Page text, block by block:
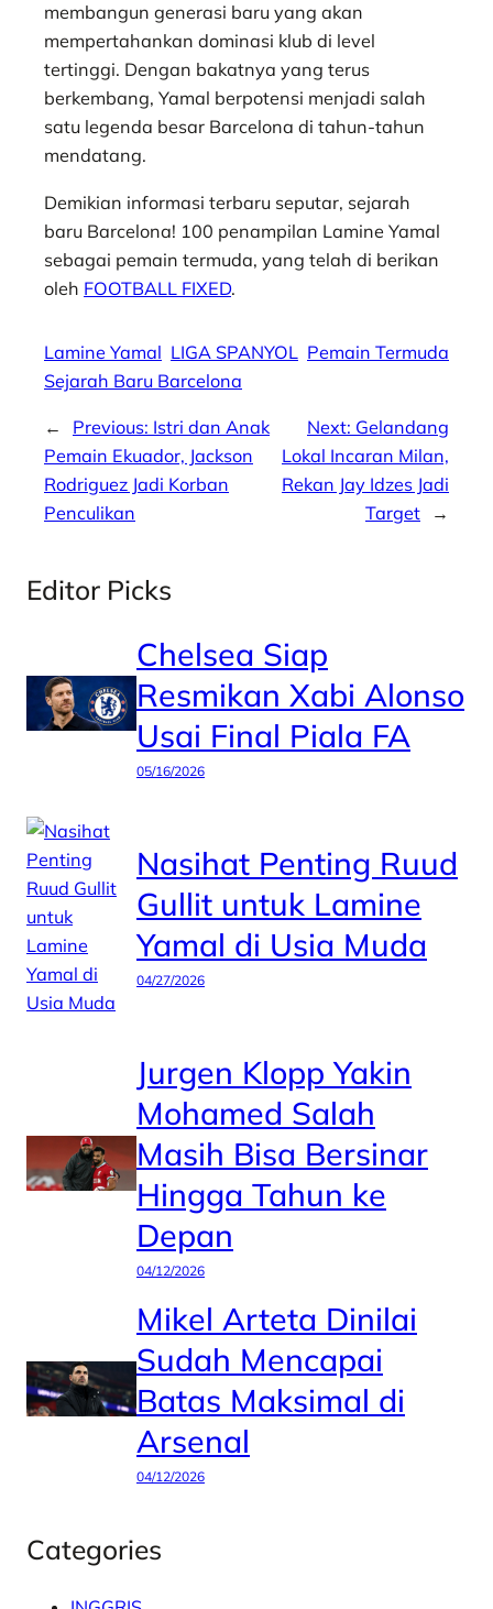
membangun generasi baru yang akan
mempertahankan dominasi klub di level
tertinggi. Dengan bakatnya yang terus
berkembang, Yamal berpotensi menjadi salah
satu legenda besar Barcelona di tahun-tahun
mendatang.
Demikian informasi terbaru seputar, sejarah
baru Barcelona! 100 penampilan Lamine Yamal
sebagai pemain termuda, yang telah di berikan
oleh FOOTBALL FIXED.
Lamine Yamal LIGA SPANYOL Pemain Termuda
Sejarah Baru Barcelona
← Previous: Istri dan Anak
Pemain Ekuador, Jackson
Rodriguez Jadi Korban
Penculikan
Next: Gelandang
Lokal Incaran Milan,
Rekan Jay Idzes Jadi
Target
→
Editor Picks
Chelsea Siap
Resmikan Xabi Alonso
Usai Final Piala FA
05/16/2026
Nasihat Penting Ruud
Gullit untuk Lamine
Yamal di Usia Muda
04/27/2026
Jurgen Klopp Yakin
Mohamed Salah
Masih Bisa Bersinar
Hingga Tahun ke
Depan
04/12/2026
Mikel Arteta Dinilai
Sudah Mencapai
Batas Maksimal di
Arsenal
04/12/2026
Categories